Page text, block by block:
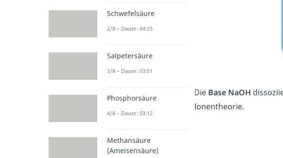
Die Base NaOH
Ionentheorie.
Schwefelsäure
2/8 – Dauer: 04:25
Salpetersäure
3/8 – Dauer: 03:51
Phosphorsäure
4/8 – Dauer: 03:12
Methansäure
(Ameisensäure)